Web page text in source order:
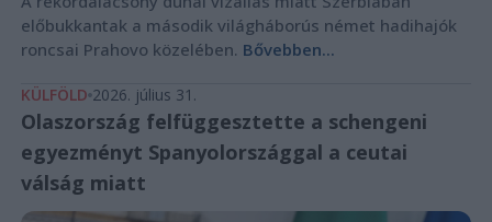
előbukkantak a második világháborús német hadihajók
roncsai Prahovo közelében. Bővebben...
KÜLFÖLD 2026. július 31.
Olaszország felfüggesztette a schengeni
egyezményt Spanyolországgal a ceutai
válság miatt